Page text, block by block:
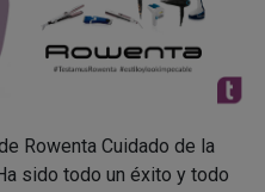
Rowenta Cuidado de la
sido todo un éxito y todo